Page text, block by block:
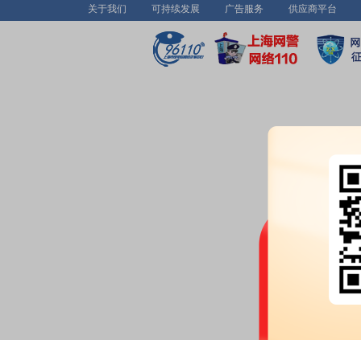
公告：2026年06月23日发布
疗
2026-06-22
《
等2条公告
关于我们 可持续发展 广告服务 供应商平台